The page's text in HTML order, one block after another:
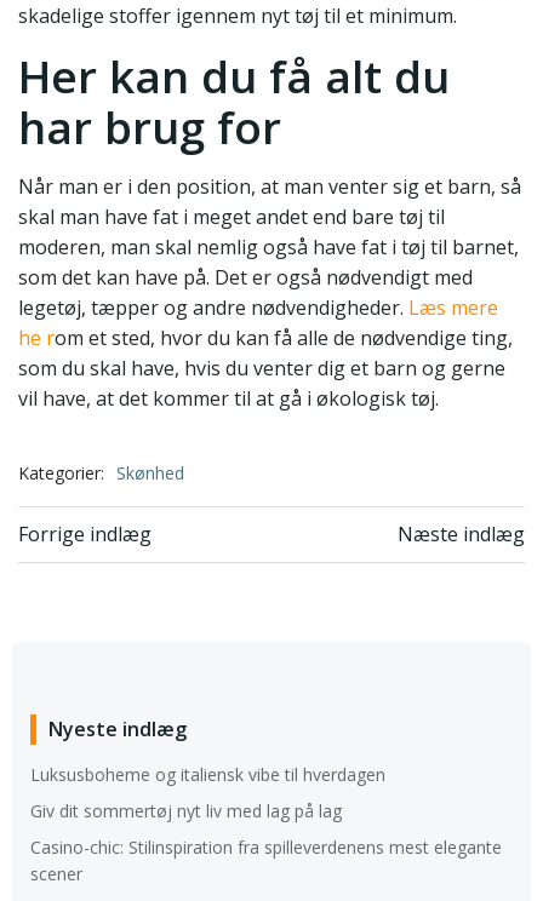
skadelige stoffer igennem nyt tøj til et minimum.
Her kan du få alt du
har brug for
Når man er i den position, at man venter sig et barn, så
skal man have fat i meget andet end bare tøj til
moderen, man skal nemlig også have fat i tøj til barnet,
som det kan have på. Det er også nødvendigt med
legetøj, tæpper og andre nødvendigheder. Læs mere
he rom et sted, hvor du kan få alle de nødvendige ting,
som du skal have, hvis du venter dig et barn og gerne
vil have, at det kommer til at gå i økologisk tøj.
Kategorier: Skønhed
Indlægsnavigation
Forrige indlæg Næste indlæg
Nyeste indlæg
Luksusboheme og italiensk vibe til hverdagen
Giv dit sommertøj nyt liv med lag på lag
Casino-chic: Stilinspiration fra spilleverdenens mest elegante
scener